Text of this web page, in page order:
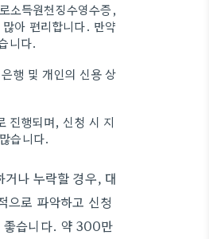
소득원천징수영수증,
아 편리합니다. 만약
니다.
행 및 개인의 신용 상
진행되며, 신청 시 지
습니다.
거나 누락할 경우, 대
으로 파악하고 신청
좋습니다. 약 300만